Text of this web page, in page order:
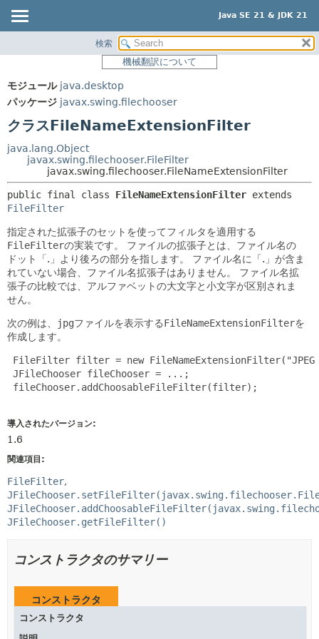
Java SE 21 & JDK 21
パッケージ
使用
ツリー
プレビュー
新規
索引
ヘルプ
サマリー:
ネスト済
メソッド
詳細:
フィールド
検索
機械翻訳について
モジュール java.desktop
パッケージ javax.swing.filechooser
クラスFileNameExtensionFilter
java.lang.Object
javax.swing.filechooser.FileFilter
javax.swing.filechooser.FileNameExtensionFilter
public final class FileNameExtensionFilter
FileFilter
指定された拡張子のセットを使ってフィルタを適用する
FileFilterの実装です。
ファイルの拡張子とは、ファイル名の
ドット「.」より後ろの部分を指します。
ファイル名に「.」が含ま
れていない場合、ファイル名拡張子はありません。
ファイル名拡
張子の比較では、アルファベットの大文字と小文字が区別されま
せん。
次の例は、 jpgファイルを表示するFileNameExtensionFilterを
作成します。
FileFilter filter = new
JFileChooser fileChooser = ...;
fileChooser.addChoosableFileFilter(filter);
導入されたバージョン:
1.6
関連項目:
FileFilter
JFileChooser.getFileFilter()
コンストラクタのサマリー
コンストラクタ
コンストラクタ